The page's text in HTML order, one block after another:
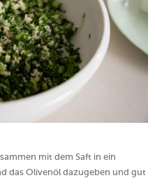
mit dem Saft in ein
das Olivenöl dazugeben und gut